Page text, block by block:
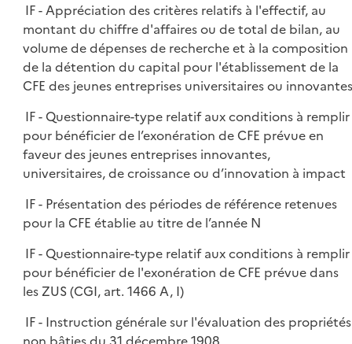
IF - Appréciation des critères relatifs à l'effectif, au
montant du chiffre d'affaires ou de total de bilan, au
volume de dépenses de recherche et à la composition
de la détention du capital pour l'établissement de la
CFE des jeunes entreprises universitaires ou innovantes
IF - Questionnaire-type relatif aux conditions à remplir
pour bénéficier de l’exonération de CFE prévue en
faveur des jeunes entreprises innovantes,
universitaires, de croissance ou d’innovation à impact
IF - Présentation des périodes de référence retenues
pour la CFE établie au titre de l’année N
IF - Questionnaire-type relatif aux conditions à remplir
pour bénéficier de l'exonération de CFE prévue dans
les ZUS (CGI, art. 1466 A, I)
IF - Instruction générale sur l'évaluation des propriétés